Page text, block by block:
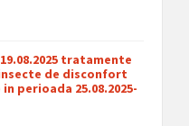
tratamente
de disconfort
perioada 25.08.2025-